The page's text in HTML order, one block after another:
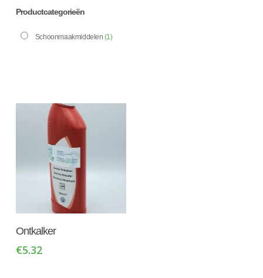
Productcategorieën
Schoonmaakmiddelen (1)
Ontkalker
€5.32